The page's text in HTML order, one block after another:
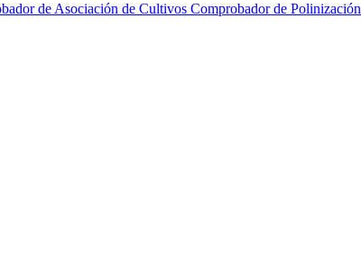
de Asociación de Cultivos Comprobador de Polinización